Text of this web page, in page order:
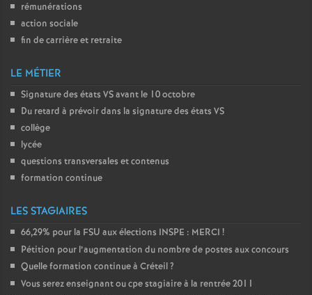
rémunérations
action sociale
fin de carrière et retraite
LE MÉTIER
Signature des états VSavant le 10 octobre
Du retard à prévoir dans la signature des états VS
collège
lycée
questions transversales et contenus
formation continue
LES STAGIAIRES
66,29% pour la FSU aux élections INSPE : MERCI !
Pétition pour l’augmentation du nombre de postes aux concours
Quelle formation continue à Créteil?
Vous serez enseignant ou cpe stagiaire à la rentrée 2011